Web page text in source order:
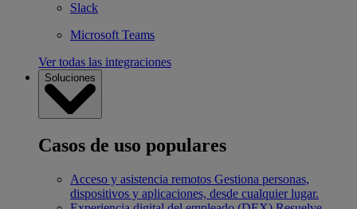
Slack
Microsoft Teams
Ver todas las integraciones
Soluciones
Casos de uso populares
Acceso y asistencia remotos Gestiona personas,
dispositivos y aplicaciones, desde cualquier lugar.